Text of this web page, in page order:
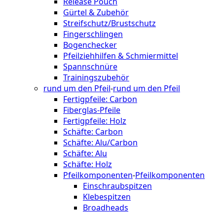
Gürtel & Zubehör
Streifschutz/Brustschutz
Fingerschlingen
Bogenchecker
Pfeilziehhilfen & Schmiermittel
Spannschnüre
Trainingszubehör
rund um den Pfeil-rund um den Pfeil
Fertigpfeile: Carbon
Fiberglas-Pfeile
Fertigpfeile: Holz
Schäfte: Carbon
Schäfte: Alu/Carbon
Schäfte: Alu
Schäfte: Holz
Pfeilkomponenten-Pfeilkomponenten
Einschraubspitzen
Klebespitzen
Broadheads